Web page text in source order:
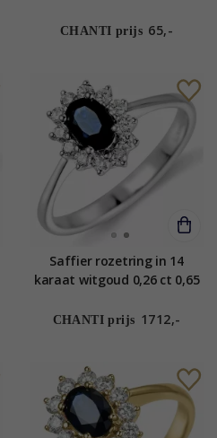
CHANTI prijs 65,-
Saffier rozetring in 14
karaat witgoud 0,26 ct 0,65
CHANTI prijs 1712,-